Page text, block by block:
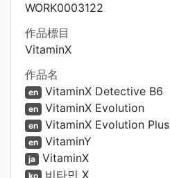
WORK0003122
作品標目
VitaminX
作品名
en VitaminX Detective B6
en VitaminX Evolution
en VitaminX Evolution Plus
en VitaminY
ja VitaminX
ko 비타민 X